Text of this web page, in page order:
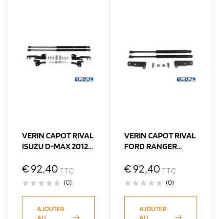
VERIN CAPOT RIVAL
ISUZU D-MAX 2012-
€ 92,40 TTC
(0)
AJOUTER
VERIN CAPOT RIVAL
FORD RANGER
€ 92,40 TTC
(0)
AJOUTER